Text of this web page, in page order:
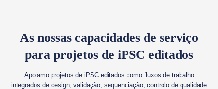
As nossas capacidades de serviço
para projetos de iPSC editados
Apoiamo projetos de iPSC editados como fluxos de trabalho
integrados de design, validação, sequenciação, controlo de qualidade